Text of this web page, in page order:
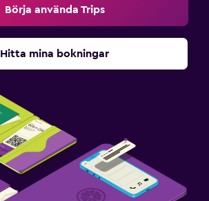
Börja använda Trips
Hitta mina bokningar